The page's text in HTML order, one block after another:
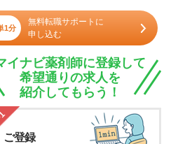
1分
無料転職サポートに
申し込む
イナビ薬剤師に登録して
希望通りの求人を
紹介してもらう！
ご登録